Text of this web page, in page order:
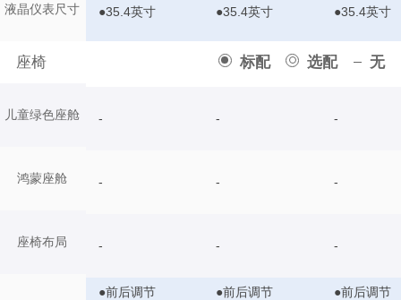
液晶仪表尺寸
座椅 标配 选配 无
儿童绿色座舱
鸿蒙座舱
座椅布局
●35.4英寸 ●35.4英寸 ●35.4英寸
- - -
- - -
- - -
●前后调节
●前后调节
●前后调节